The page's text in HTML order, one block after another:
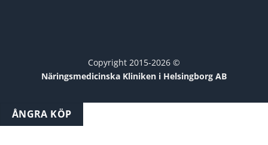
Copyright 2015-2026 ©
Näringsmedicinska Kliniken i Helsingborg AB
ÅNGRA KÖP